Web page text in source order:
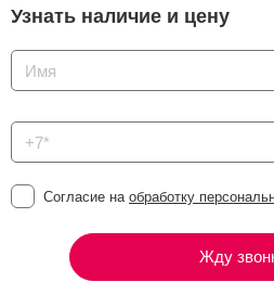
Узнать наличие и цену
Согласие на обработку
Жду